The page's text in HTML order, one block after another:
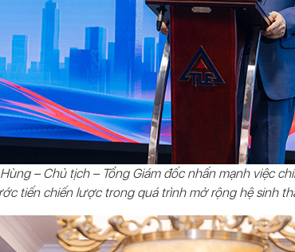
– Chủ tịch – Tổng Giám đốc nhấn mạnh việc
tiến chiến lược trong quá trình mở rộng hệ sinh